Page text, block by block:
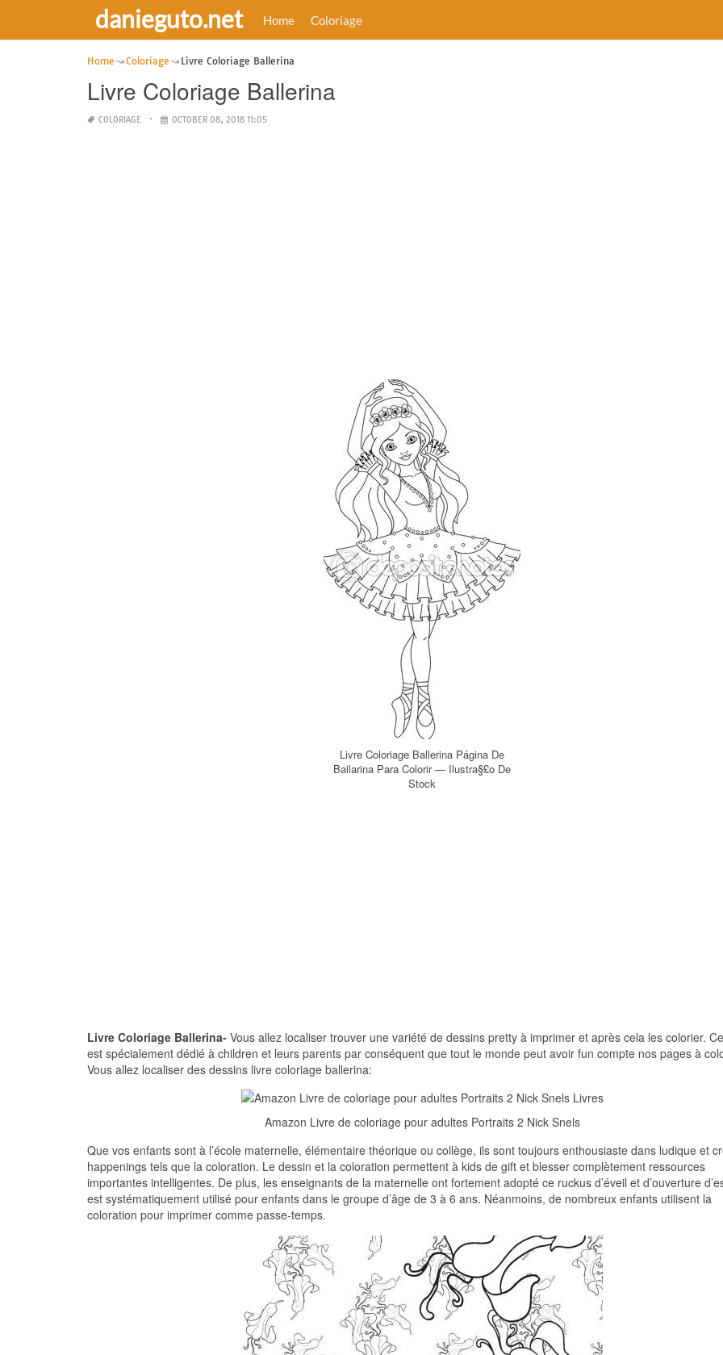
danieguto.net Home Coloriage
Home Coloriage Livre Coloriage Ballerina
Livre Coloriage Ballerina
COLORIAGE OCTOBER 08, 2018 11:05
Livre Coloriage Ballerina Página De
Bailarina Para Colorir — Ilustra§£o De
Stock
Livre Coloriage Ballerina- Vous allez localiser trouver une variété de dessins pretty à imprimer et après cela les colorier.
est spécialement dédié à children et leurs parents par conséquent que tout le monde peut avoir fun compte nos pages à
Vous allez localiser des dessins livre coloriage ballerina:
Amazon Livre de coloriage pour adultes Portraits 2 Nick Snels
Que vos enfants sont à l’école maternelle, élémentaire théorique ou collège, ils sont toujours enthousiaste dans ludique et
happenings tels que la coloration. Le dessin et la coloration permettent à kids de gift et blesser complètement ressources
importantes intelligentes. De plus, les enseignants de la maternelle ont fortement adopté ce ruckus d’éveil et d’ouverture
est systématiquement utilisé pour enfants dans le groupe d’âge de 3 à 6 ans. Néanmoins, de nombreux enfants utilisent la
coloration pour imprimer comme passe-temps.